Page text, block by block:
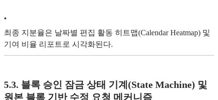
•
최종 지분율은 날짜별 편집 활동 히트맵(Calendar Heatmap) 및
기여 비율 리포트로 시각화된다.
5.3. 블록 승인 잠금 상태 기계(State Machine) 및
원본 블록 기반 수정 요청 메커니즘